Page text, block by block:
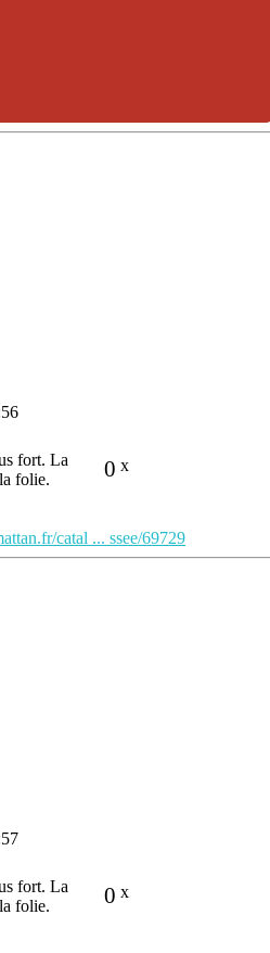
0 x
fort. La
folie.
catal ... ssee/69729
0 x
fort. La
folie.